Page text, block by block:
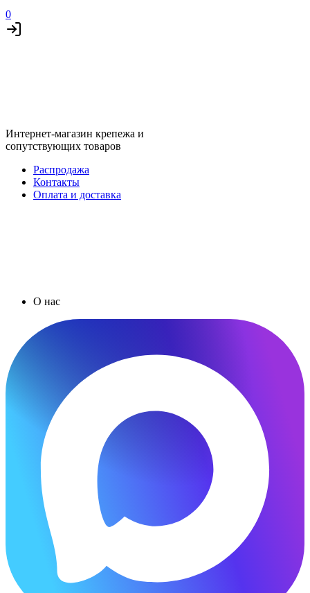
0
Интернет-магазин крепежа и
сопутствующих товаров
Распродажа
Контакты
Оплата и доставка
О нас